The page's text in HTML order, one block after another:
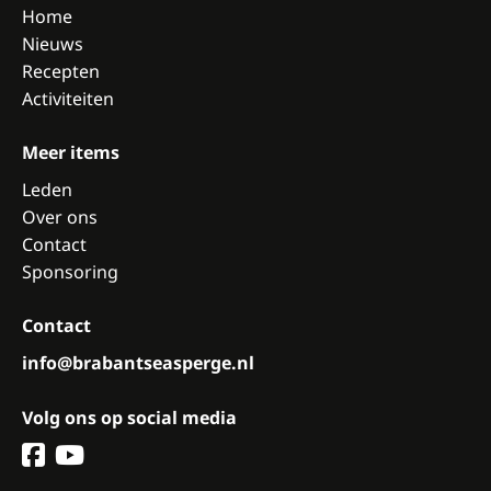
Home
Nieuws
Recepten
Activiteiten
Meer items
Leden
Over ons
Contact
Sponsoring
Contact
info@brabantseasperge.nl
Volg ons op social media